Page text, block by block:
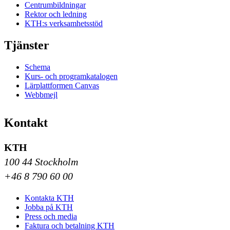
Centrumbildningar
Rektor och ledning
KTH:s verksamhetsstöd
Tjänster
Schema
Kurs- och programkatalogen
Lärplattformen Canvas
Webbmejl
Kontakt
KTH
100 44 Stockholm
+46 8 790 60 00
Kontakta KTH
Jobba på KTH
Press och media
Faktura och betalning KTH